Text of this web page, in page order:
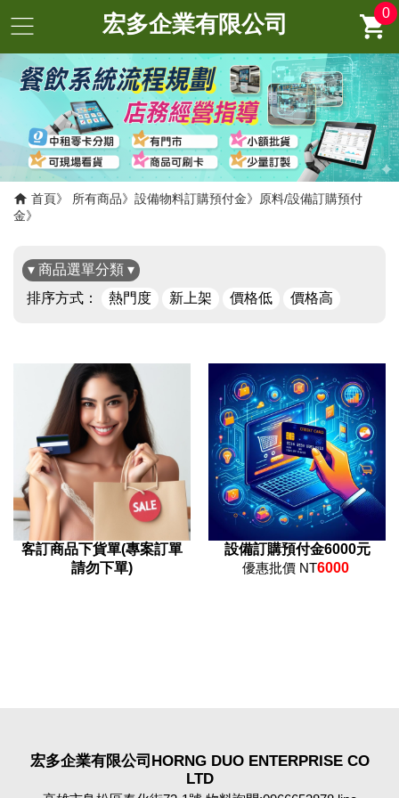
宏多企業有限公司 0
首頁 所有商品 設備物料訂購預付金
原料/設備訂購預付
金
▾ 商品選單分類 ▾
排序方式：
熱門度 新上架 價格低 價格高
客訂商品下貨單(專案訂單
請勿下單)
設備訂購預付金6000元
優惠批價 NT6000
宏多企業有限公司HORNG DUO ENTERPRISE CO
LTD